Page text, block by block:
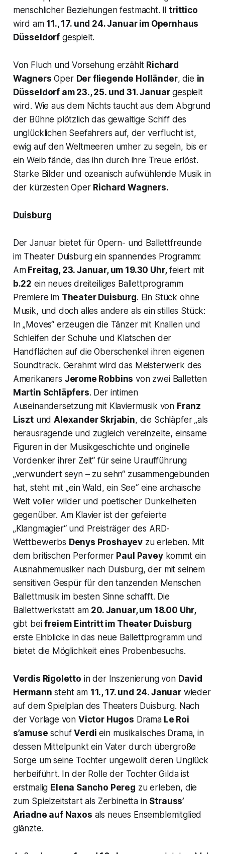
menschlicher Beziehungen festmacht. Il trittico
wird am 11., 17. und 24. Januar im Opernhaus
Düsseldorf gespielt.
Von Fluch und Vorsehung erzählt Richard
Wagners Oper Der fliegende Holländer, die in
Düsseldorf am 23., 25. und 31. Januargespielt
wird. Wie aus dem Nichts taucht aus dem Abgrund
der Bühne plötzlich das gewaltige Schiff des
unglücklichen Seefahrers auf, der verflucht ist,
ewig auf den Weltmeeren umher zu segeln, bis er
ein Weib fände, das ihn durch ihre Treue erlöst.
Starke Bilder und ozeanisch aufwühlende Musik in
der kürzesten Oper Richard Wagners.
Duisburg
Der Januar bietet für Opern- und Ballettfreunde
im Theater Duisburg ein spannendes Programm:
AmFreitag, 23. Januar, um 19.30 Uhr,feiert mit
b.22 ein neues dreiteiliges Ballettprogramm
Premiere im Theater Duisburg. Ein Stück ohne
Musik, und doch alles andere als ein stilles Stück:
In „Moves“ erzeugen die Tänzer mit Knallen und
Schleifen der Schuhe und Klatschen der
Handflächen auf die Oberschenkel ihren eigenen
Soundtrack. Gerahmt wird das Meisterwerk des
Amerikaners Jerome Robbins von zwei Balletten
Martin Schläpfers. Der intimen
Auseinandersetzung mit Klaviermusik von Franz
LisztundAlexander Skrjabin, die Schläpfer „als
herausragende und zugleich vereinzelte, einsame
Figuren in der Musikgeschichte und originelle
Vordenker ihrer Zeit“ für seine Uraufführung
„verwundert seyn – zu sehn“ zusammengebunden
hat, steht mit „ein Wald, ein See“ eine archaische
Welt voller wilder und poetischer Dunkelheiten
gegenüber. Am Klavier ist der gefeierte
„Klangmagier“ und Preisträger des ARD-
Wettbewerbs Denys Proshayev zu erleben. Mit
dem britischen Performer Paul Paveykommt ein
Ausnahmemusiker nach Duisburg, der mit seinem
sensitiven Gespür für den tanzenden Menschen
Ballettmusik im besten Sinne schafft. Die
Ballettwerkstatt am 20. Januar, um 18.00 Uhr,
gibt beifreiem Eintritt im Theater Duisburg
erste Einblicke in das neue Ballettprogramm und
bietet die Möglichkeit eines Probenbesuchs.
Verdis Rigoletto in der Inszenierung von David
Hermann steht am 11., 17. und 24. Januarwieder
auf dem Spielplan des Theaters Duisburg. Nach
der Vorlage von Victor Hugos DramaLe Roi
s’amuse schufVerdi ein musikalisches Drama, in
dessen Mittelpunkt ein Vater durch übergroße
Sorge um seine Tochter ungewollt deren Unglück
herbeiführt. In der Rolle derTochter Gildaist
erstmalig Elena Sancho Pereg zu erleben, die
zum Spielzeitstart als Zerbinetta in Strauss’
Ariadne auf Naxos als neues Ensemblemitglied
glänzte.